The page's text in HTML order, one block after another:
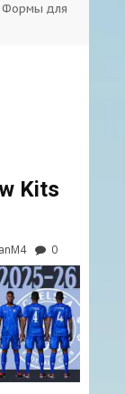
Формы для
Kits
0